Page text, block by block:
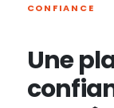
CONFIANCE
Une